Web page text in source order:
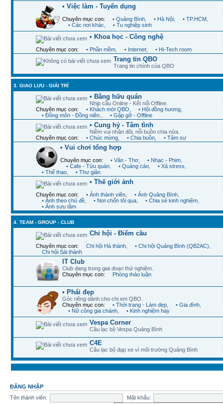
• Việc làm - Tuyển dụng
Chuyên mục con: • Quảng Bình • Hà Nội • TP.HCM
• Các nơi khác
• Tu nghiệp sinh
• Khoa học - Công nghệ
Chuyên mục con: • Phần mềm • Internet • Hi-Tech room
Trang tin QBO
Trang tin chính của QBO
3. GIAO LƯU - GIẢI TRÍ
• Bằng hữu quán
Nhịp cầu Online - Kết nối Offline.
Chuyên mục con:
• Khách mời QBO • Hội đồng hương
• Đồng môn - Đồng niên.
• Gặp gỡ - Offline
• Cung hỷ - Tâm tình
Niềm vui nhân đôi, nỗi buồn chia nửa.
Chuyên mục con:
• Chúc mừng • Chia buồn • Tâm sự
• Vui chơi tổng hợp
Chuyên mục con: • Văn - Thơ • Nhạc - Phim
• Cafe - Tửu quán
• Quảng cáo • Xả stress
• Thể thao
• Thư giãn
• Thế giới ảnh
Chuyên mục con: • Ảnh thành viên • Ảnh Quảng Bình
• Ảnh theo chủ đề
• Nơi chốn tôi qua • Chia sẻ kinh nghiệm
• Ảnh sưu tầm
4. TEAM - GROUP - CLUB
Chi hội - Điểm cầu
Chuyên mục con: Chi hội Hà thành • Chi hội Quảng Bình (QB2AC)
Chi hội Sài thành
IT Club
Club đang trong giai đoạn thử nghiệm.
Chuyên mục con:
Phòng thảo luận
• Phái đẹp
Góc riêng dành cho chị em QBO.
Chuyên mục con:
• Thời trang - Làm đẹp • Gia đình
• Nữ công gia chánh
• Kinh nghiệm hay
Vespa Corner
Câu lạc bộ Vespa Quảng Bình
C4E
Câu lạc bộ đạp xe vì môi trường Quảng Bình
ĐĂNG NHẬP
Tên thành viên:
Mật khẩu: